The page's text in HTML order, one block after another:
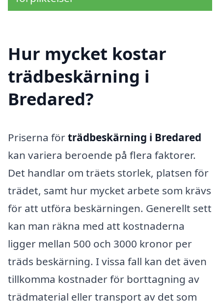
Hur mycket kostar
trädbeskärning i
Bredared?
Priserna förträdbeskärning i Bredared
kan variera beroende på flera faktorer.
Det handlar om träets storlek, platsen för
trädet, samt hur mycket arbete som krävs
för att utföra beskärningen. Generellt sett
kan man räkna med att kostnaderna
ligger mellan 500 och 3000 kronor per
träds beskärning. I vissa fall kan det även
tillkomma kostnader för borttagning av
trädmaterial eller transport av det som